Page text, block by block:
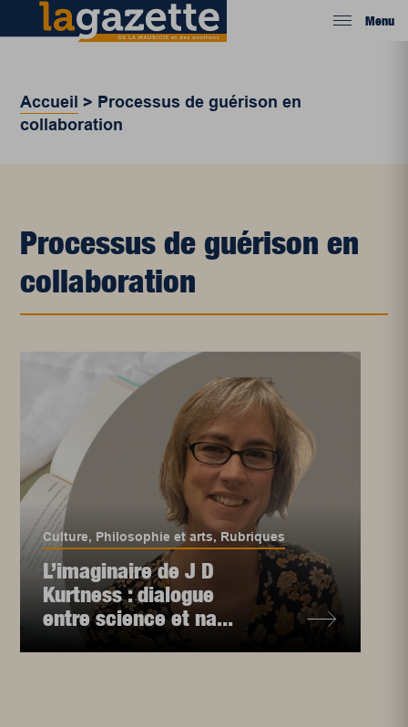
Menu
Accueil > Processus de guérison en
collaboration
Processus de guérison en
collaboration
Culture, Philosophie et arts, Rubriques
L’imaginaire de J D
Kurtness : dialogue
entre science et na...